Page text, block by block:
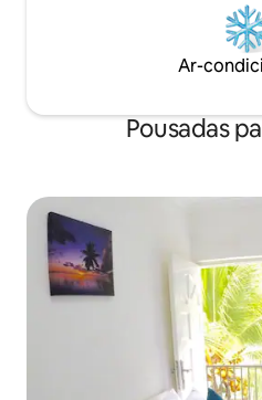
Ar-
Pousadas